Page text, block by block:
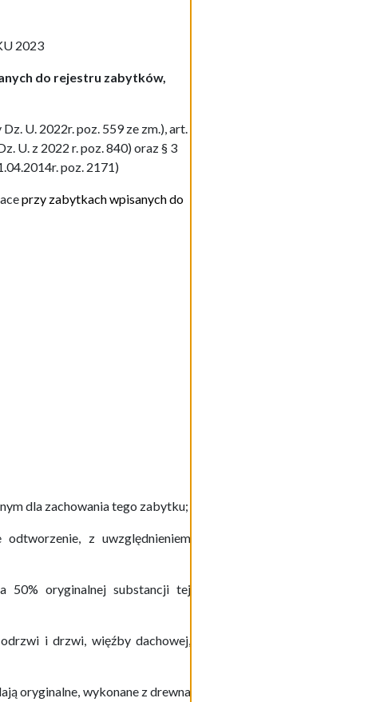
2023
do rejestru zabytków,
U. 2022r. poz. 559 ze zm.), art.
U. z 2022 r. poz. 840) oraz § 3
poz. 2171)
przy zabytkach wpisanych do
dla zachowania tego zabytku;
z uwzględnieniem
50% oryginalnej substancji tej
i drzwi, więźby dachowej,
oryginalne, wykonane z drewna